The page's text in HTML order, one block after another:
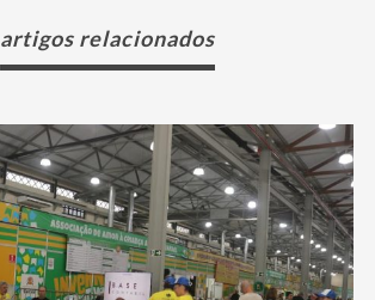
artigos relacionados